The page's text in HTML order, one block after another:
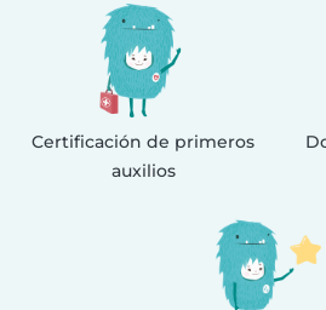
Certificación de primeros
auxilios